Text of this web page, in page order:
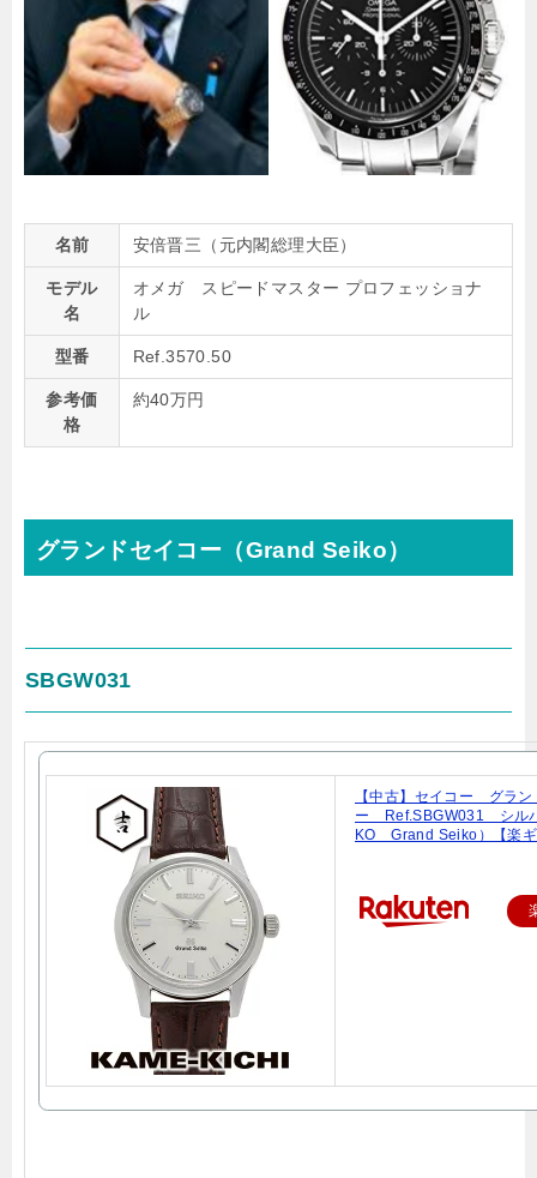
名前 安倍晋三（元内閣総理大臣）
モデル
名
オメガ スピードマスター プロフェッショナ
ル
型番 Ref.3570.50
参考価
格
約40万円
グランドセイコー（Grand Seiko）
SBGW031
【中古】セイコー グラン
ー Ref.SBGW031 シル
KO Grand Seiko）【楽